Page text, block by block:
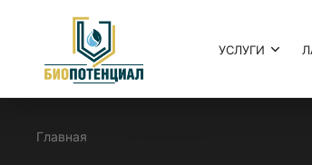
УСЛУГИ
Главная